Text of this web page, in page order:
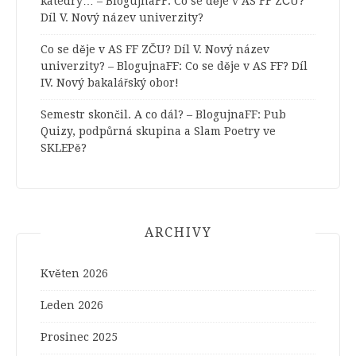
Díl V. Nový název univerzity?
Co se děje v AS FF ZČU? Díl V. Nový název
univerzity? – BlogujnaFF: Co se děje v AS FF? Díl
IV. Nový bakalářský obor!
Semestr skončil. A co dál? – BlogujnaFF: Pub
Quizy, podpůrná skupina a Slam Poetry ve
SKLEPě?
ARCHIVY
Květen 2026
Leden 2026
Prosinec 2025